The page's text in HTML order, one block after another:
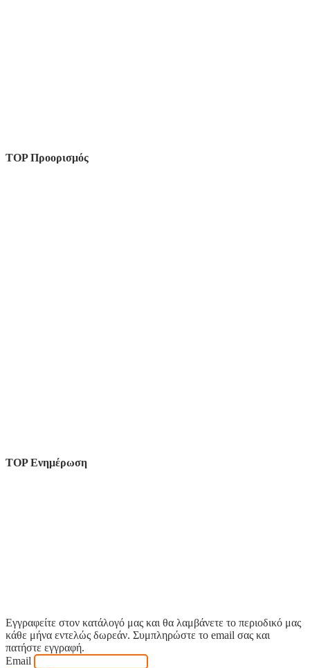
TOP Προορισμός
TOP Ενημέρωση
Εγγραφείτε στον κατάλογό μας και θα λαμβάνετε το περιοδικό μας
κάθε μήνα εντελώς δωρεάν. Συμπληρώστε το email σας και
πατήστε εγγραφή.
Email